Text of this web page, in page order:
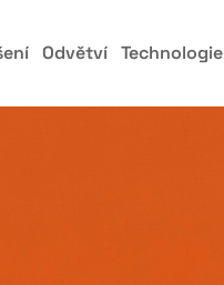
Odvětví Technologie